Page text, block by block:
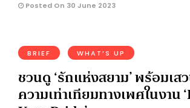
Posted On 30 June 2023
BRIEF WHAT’S UP
ชวนดู ‘รักแห่งสยาม’ พร้อมเส
ความเท่าเทียมทางเพศในงาน